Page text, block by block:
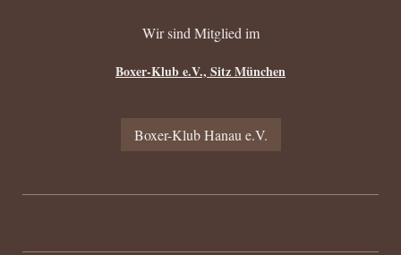
Wir sind Mitglied im
Boxer-Klub e.V., Sitz München
Boxer-Klub Hanau e.V.